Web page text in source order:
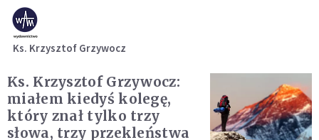
Ks. Krzysztof Grzywocz
Ks. Krzysztof Grzywocz:
miałem kiedyś kolegę,
który znał tylko trzy
słowa, trzy przekleństwa